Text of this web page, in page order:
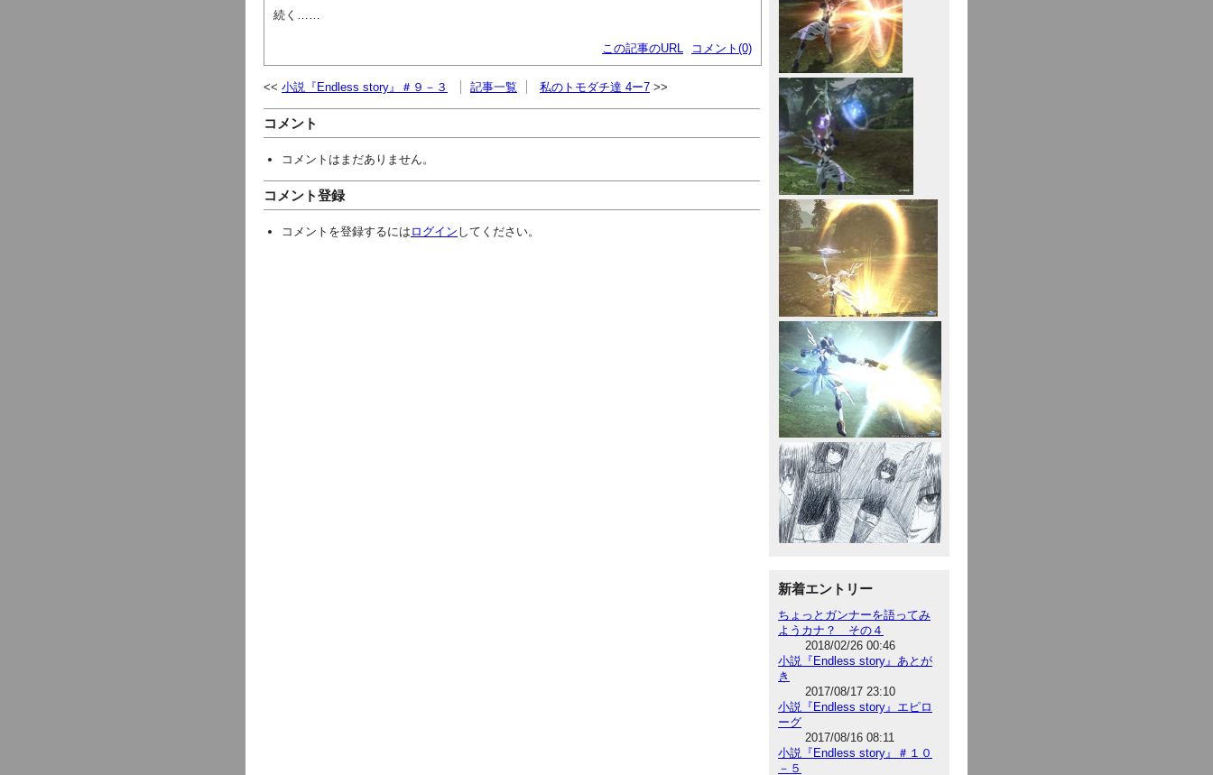
続く……
この記事のURL コメント(0)
小説『Endless story』＃９－３ 記事一覧 私のトモダチ達 4ー7
コメント
コメントはまだありません。
コメント登録
コメントを登録するには ログイン してください。
新着エントリー
ちょっとガンナーを語ってみ
ようカナ？ その４
2018/02/26 00:46
小説『Endless story』あとが
き
2017/08/17 23:10
小説『Endless story』エピロ
ーグ
2017/08/16 08:11
小説『Endless story』＃１０
－５